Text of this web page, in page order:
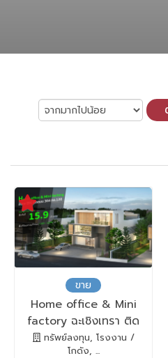
ขาย
Home office & Mini
factory ฉะเชิงเทรา ติด
ถนน 304
ทรัพย์ลงทุน, โรงงาน /
โกดัง, ...